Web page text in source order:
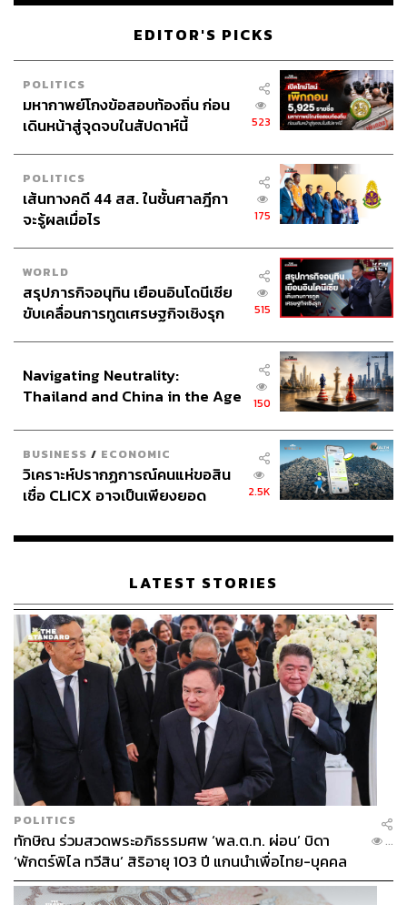
EDITOR'S PICKS
POLITICS
มหากาพย์โกงข้อสอบท้องถิ่น ก่อน
เดินหน้าสู่จุดจบในสัปดาห์นี้
523
POLITICS
เส้นทางคดี 44 สส. ในชั้นศาลฎีกา
จะรู้ผลเมื่อไร
175
WORLD
สรุปภารกิจอนุทิน เยือนอินโดนีเซีย
ขับเคลื่อนการทูตเศรษฐกิจเชิงรุก
515
Navigating Neutrality:
Thailand and China in the Age
150
BUSINESS / ECONOMIC
วิเคราะห์ปรากฏการณ์คนแห่ขอสิน
เชื่อ CLICX อาจเป็นเพียงยอด
เรือนไทยที่ถูกซุกไว้
2.5K
LATEST STORIES
POLITICS
ทักษิณ ร่วมสวดพระอภิธรรมศพ ‘พล.ต.ท. ผ่อน’ บิดา
‘พักตร์พิไล ทวีสิน’ สิริอายุ 103 ปี แกนนำเพื่อไทย-บุคคล
หลากวงการร่วมอาลัย
...